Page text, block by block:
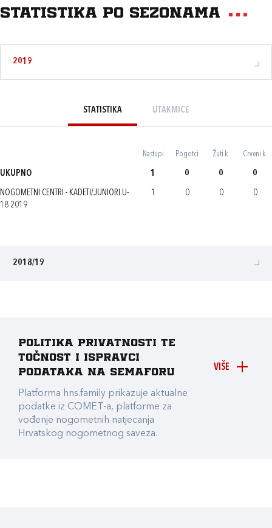
Statistika po sezonama
2019
STATISTIKA UTAKMICE
Nastupi Pogotci Žuti k. Crveni k.
UKUPNO 1 0 0 0
NOGOMETNI CENTRI - KADETI/JUNIORI U-
18 2019
1 0 0 0
2018/19
VIŠE
Politika privatnosti te
točnost i ispravci
podataka na Semaforu
Platforma hns.family prikazuje aktualne
podatke iz COMET-a, platforme za
vođenje nogometnih natjecanja
Hrvatskog nogometnog saveza.